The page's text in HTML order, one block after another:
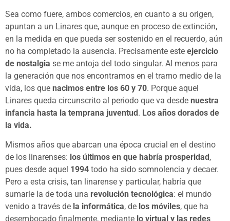
Sea como fuere, ambos comercios, en cuanto a su origen,
apuntan a un Linares que, aunque en proceso de extinción,
en la medida en que pueda ser sostenido en el recuerdo, aún
no ha completado la ausencia. Precisamente este ejercicio
de nostalgia se me antoja del todo singular. Al menos para
la generación que nos encontramos en el tramo medio de la
vida, los que nacimos entre los 60 y 70. Porque aquel
Linares queda circunscrito al periodo que va desde nuestra
infancia hasta la temprana juventud. Los años dorados de
la vida.
Mismos años que abarcan una época crucial en el destino
de los linarenses: los últimos en que habría prosperidad ,
pues desde aquel 1994 todo ha sido somnolencia y decaer.
Pero a esta crisis, tan linarense y particular, habría que
sumarle la de toda una revolución tecnológica: el mundo
venido a través de la informática, de los móviles, que ha
desembocado finalmente, mediante lo virtual y las redes